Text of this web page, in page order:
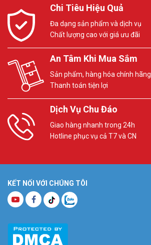
Chi Tiêu Hiệu Quả
Đa dạng sản phẩm và dịch vụ
Chất lượng cao với giá ưu đãi
An Tâm Khi Mua Sắm
Sản phẩm, hàng hóa chính hãng
Thanh toán tiện lợi
Dịch Vụ Chu Đáo
Giao hàng nhanh trong 24h
Hotline phục vụ cả T7 và CN
KẾT NỐI VỚI CHÚNG TÔI